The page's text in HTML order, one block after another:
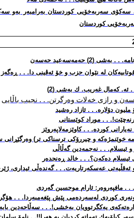
سه‌كۆی سه‌ربه‌خۆیی كوردستان به‌رامبه‌ر به‌و
كوردستان
(2) حه‌مه‌سه‌عید حه‌سه‌ن
له‌ نێوان حزب و خۆ ئه‌ڤینی دا. . .
ئه‌. كه‌مال غه‌ریب. ك به‌شی (2)
و رازی خه‌لات وه‌رگرتن. . . نجیب باڵایی
ملیون دۆلاره‌. . . ئازاد ره‌شید
. . موراد كوێستانی
كورده‌. . . كاوێزمه‌لاپه‌روێز
خوێنمژه‌كه‌ و چیررۆكی ترسناكی تر) وه‌رگێڕانی
و ئیسلام. . . نه‌جمه‌دین گه‌ڵاڵی
ئیسلام ده‌كه‌ن؟. . . خالد ڕه‌نجده‌ر
عه‌سكه‌رتاریه‌ت. . . گه‌نده‌ڵی ئیداری،
مافپه‌روه‌ر: ئارام موحسین گه‌ردی
كوردی له‌سه‌رده‌می پێش پێغه‌مبه‌ردا. . .
یه‌كگرتوویان به‌خشی!. . . سه‌ڵاحه‌دین